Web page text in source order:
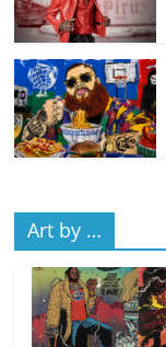
Art by …